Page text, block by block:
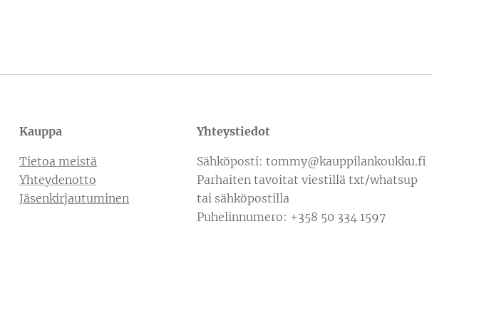
Kauppa
Tietoa meistä
Yhteydenotto
Jäsenkirjautuminen
Yhteystiedot
Sähköposti: tommy@kauppilankoukku.fi
Parhaiten tavoitat viestillä txt/whatsup
tai sähköpostilla
Puhelinnumero: +358 50 334 1597